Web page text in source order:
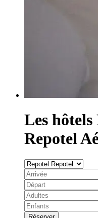
Les hôtels
Repotel